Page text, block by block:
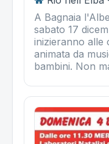
A Bagnaia
sabato 17
inizieranno alle
animata da
bambini. Non